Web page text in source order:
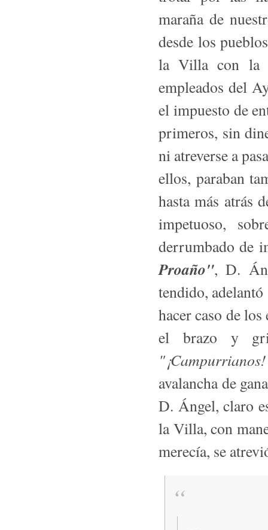
maraña de
desde los
la Villa con la
empleados del
el impuesto de
primeros, sin
ni atreverse a
ellos, paraban
hasta más atrás
impetuoso,
derrumbado de
Proaño", D.
tendido, adelantó
hacer caso de
el brazo y
avalancha de
D. Ángel, claro
la Villa, con
merecía, se